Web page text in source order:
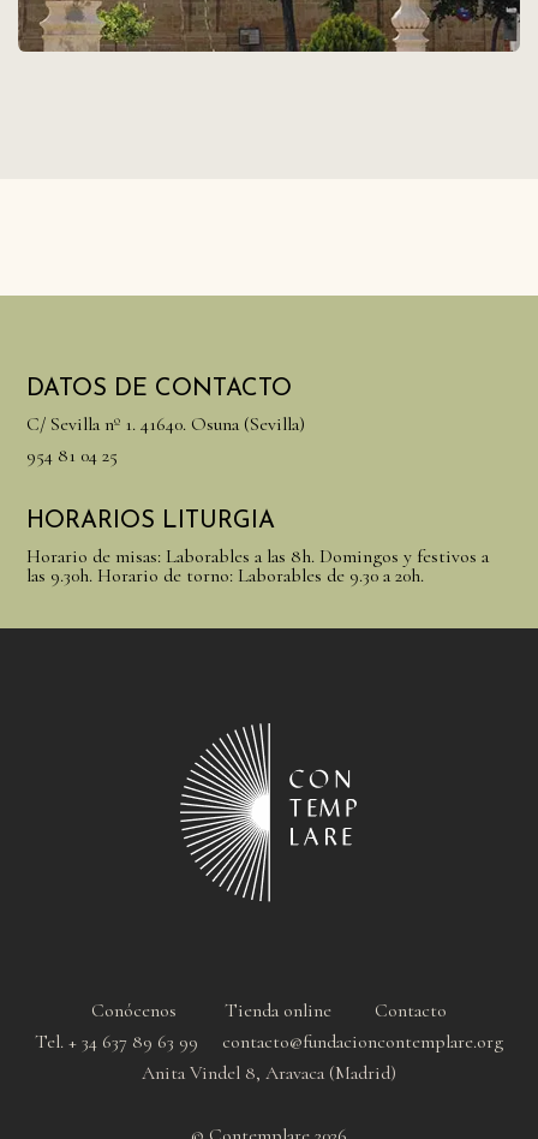
DATOS DE CONTACTO
C/ Sevilla nº 1. 41640. Osuna (Sevilla)
954 81 04 25
HORARIOS LITURGIA
Horario de misas: Laborables a las 8h. Domingos y festivos a
las 9.30h. Horario de torno: Laborables de 9.30 a 20h.
Conócenos Tienda online
Contacto
Tel. + 34 637 89 63 99 contacto@fundacioncontemplare.org
Anita Vindel 8, Aravaca (Madrid)